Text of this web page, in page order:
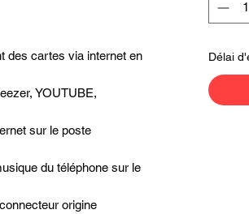
des cartes via internet en
YOUTUBE,
sur le poste
du téléphone sur le
origine
Délai